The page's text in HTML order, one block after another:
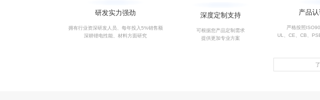
研发实力强劲
拥有行业资深研发人员、每年投入5%销售额
深耕锂电性能、材料方面研究
深度定制支持
可根据您产品定制需求
提供更加专业方案
产品
严格按照
UL、CE、CB、